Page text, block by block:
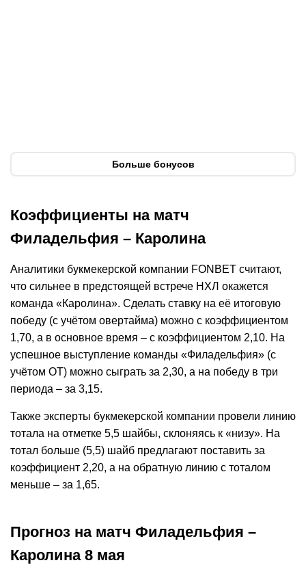
Больше бонусов
Коэффициенты на матч
Филадельфия – Каролина
Аналитики букмекерской компании FONBET считают,
что сильнее в предстоящей встрече НХЛ окажется
команда «Каролина». Сделать ставку на её итоговую
победу (с учётом овертайма) можно с коэффициентом
1,70, а в основное время – с коэффициентом 2,10. На
успешное выступление команды «Филадельфия» (с
учётом ОТ) можно сыграть за 2,30, а на победу в три
периода – за 3,15.
Также эксперты букмекерской компании провели линию
тотала на отметке 5,5 шайбы, склоняясь к «низу». На
тотал больше (5,5) шайб предлагают поставить за
коэффициент 2,20, а на обратную линию с тоталом
меньше – за 1,65.
Прогноз на матч Филадельфия –
Каролина 8 мая